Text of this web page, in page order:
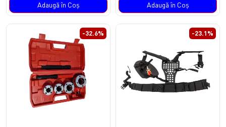
Adaugă în Coş Adaugă în Coş
-32.6% -23.1%